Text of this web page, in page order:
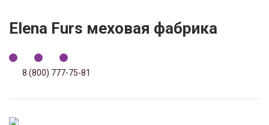
Elena Furs меховая фабрика
8 (800) 777-75-81